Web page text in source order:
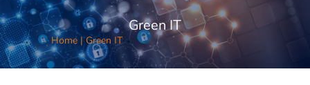
Green IT
Home |Green IT